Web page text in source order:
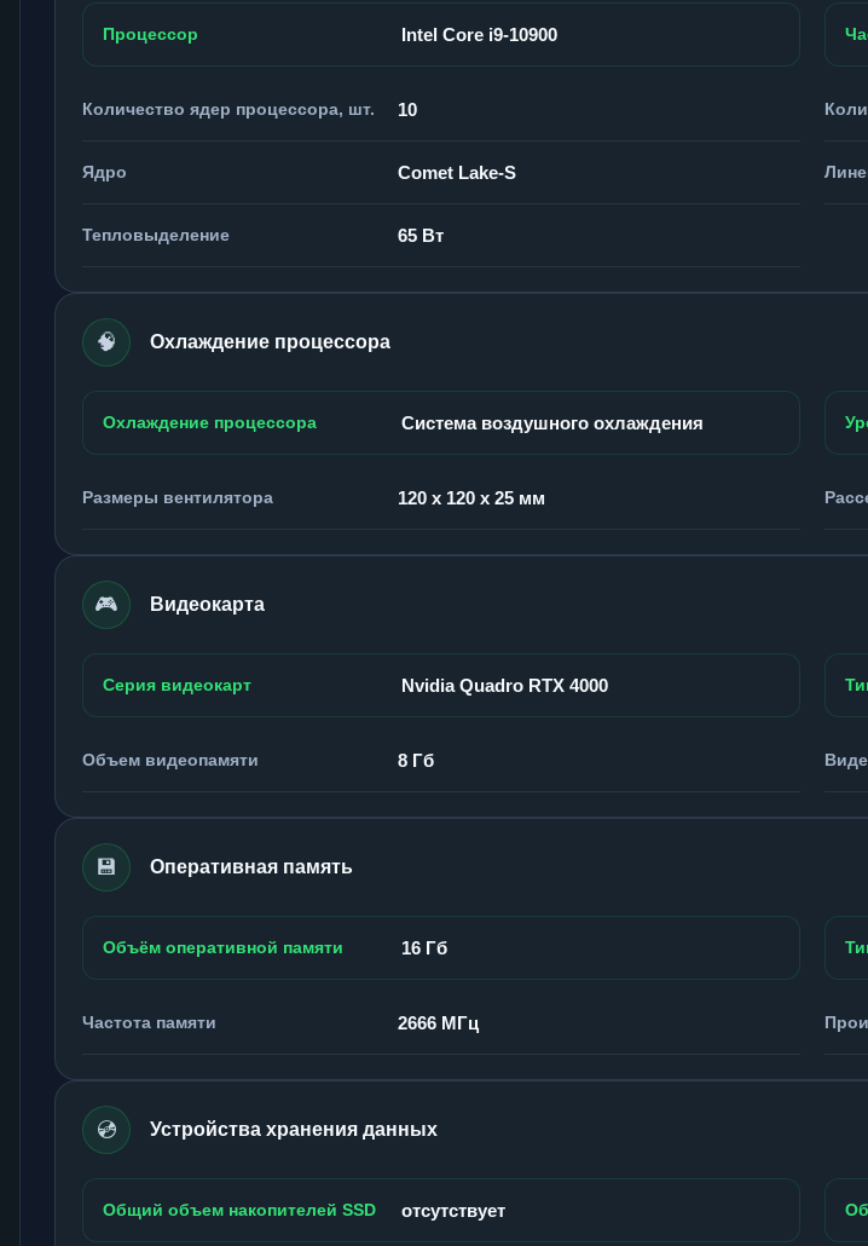
Процессор Intel Core i9-10900
Количество ядер процессора, шт. 10
Ядро Comet Lake-S
Тепловыделение 65 Вт
🧠 Охлаждение процессора
Охлаждение процессора Система воздушного охлаждения
Размеры вентилятора 120 x 120 x 25 мм
🎮 Видеокарта
Серия видеокарт Nvidia Quadro RTX 4000
Объем видеопамяти 8 Гб
💾 Оперативная память
Объём оперативной памяти 16 Гб
Частота памяти 2666 МГц
💿 Устройства хранения данных
Общий объем накопителей SSD отсутствует